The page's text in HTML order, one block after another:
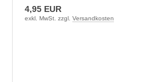
4,95 EUR
exkl. MwSt. zzgl. Versandkosten